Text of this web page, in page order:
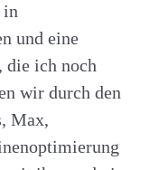
in
und eine
die ich noch
wir durch den
Max,